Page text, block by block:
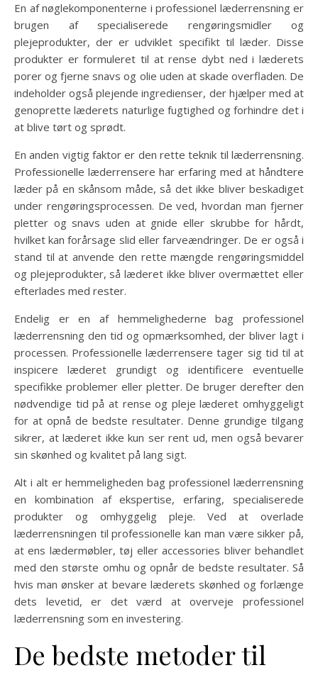
En af nøglekomponenterne i professionel læderrensning er
brugen af specialiserede rengøringsmidler og
plejeprodukter, der er udviklet specifikt til læder. Disse
produkter er formuleret til at rense dybt ned i læderets
porer og fjerne snavs og olie uden at skade overfladen. De
indeholder også plejende ingredienser, der hjælper med at
genoprette læderets naturlige fugtighed og forhindre det i
at blive tørt og sprødt.
En anden vigtig faktor er den rette teknik til læderrensning.
Professionelle læderrensere har erfaring med at håndtere
læder på en skånsom måde, så det ikke bliver beskadiget
under rengøringsprocessen. De ved, hvordan man fjerner
pletter og snavs uden at gnide eller skrubbe for hårdt,
hvilket kan forårsage slid eller farveændringer. De er også i
stand til at anvende den rette mængde rengøringsmiddel
og plejeprodukter, så læderet ikke bliver overmættet eller
efterlades med rester.
Endelig er en af hemmelighederne bag professionel
læderrensning den tid og opmærksomhed, der bliver lagt i
processen. Professionelle læderrensere tager sig tid til at
inspicere læderet grundigt og identificere eventuelle
specifikke problemer eller pletter. De bruger derefter den
nødvendige tid på at rense og pleje læderet omhyggeligt
for at opnå de bedste resultater. Denne grundige tilgang
sikrer, at læderet ikke kun ser rent ud, men også bevarer
sin skønhed og kvalitet på lang sigt.
Alt i alt er hemmeligheden bag professionel læderrensning
en kombination af ekspertise, erfaring, specialiserede
produkter og omhyggelig pleje. Ved at overlade
læderrensningen til professionelle kan man være sikker på,
at ens lædermøbler, tøj eller accessories bliver behandlet
med den største omhu og opnår de bedste resultater. Så
hvis man ønsker at bevare læderets skønhed og forlænge
dets levetid, er det værd at overveje professionel
læderrensning som en investering.
De bedste metoder til